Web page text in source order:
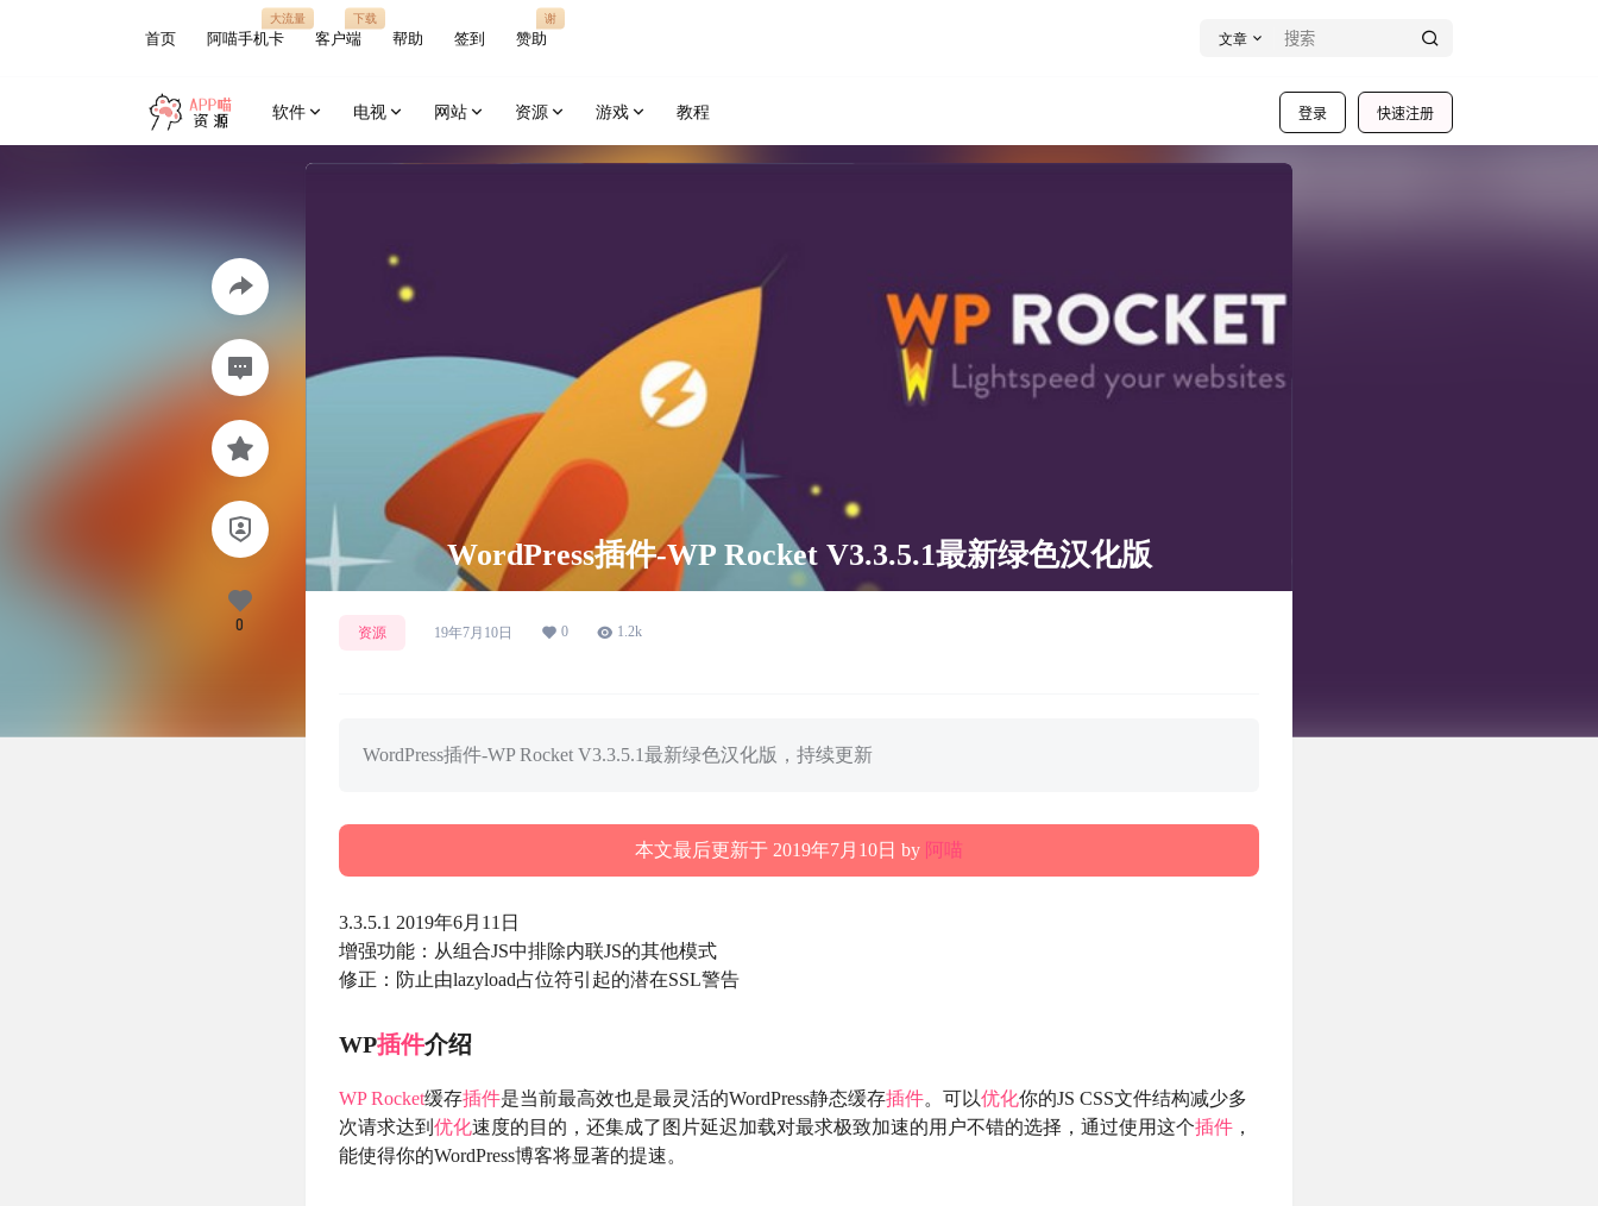
首页 阿喵手机卡
大流量
客户端
下载
帮助 签到 赞助
谢
文章
登录 快速注册
软件 电视 网站 资源 游戏 教程
WordPress插件-WP Rocket V3.3.5.1最新绿色汉化版
资源 19年7月10日 0 1.2k
WordPress插件-WP Rocket V3.3.5.1最新绿色汉化版，持续更新
本文最后更新于 2019年7月10日 by 阿喵
3.3.5.1 2019年6月11日
增强功能：从组合JS中排除内联JS的其他模式
修正：防止由lazyload占位符引起的潜在SSL警告
WP插件介绍
WP Rocket缓存插件是当前最高效也是最灵活的WordPress静态缓存插件。可以优化你的JS CSS文件结构减少多
次请求达到 优化速度的目的，还集成了图片延迟加载对最求极致加速的用户不错的选择，通过使用这个插件 ，
能使得你的WordPress博客将显著的提速。
0